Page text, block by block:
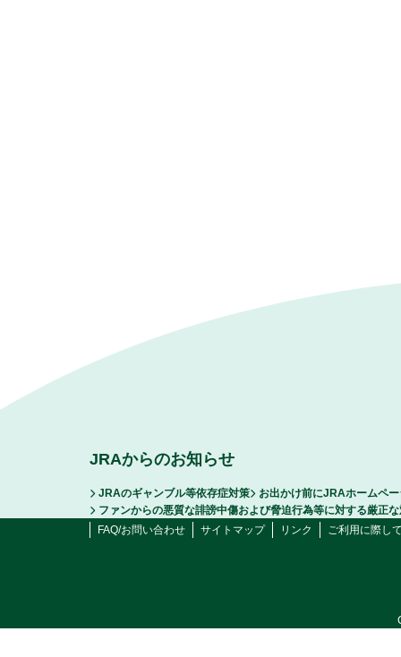
JRAからのお知らせ
JRAのギャンブル等依存症対策
お出かけ前にJRAホームペ
ファンからの悪質な誹謗中傷および脅迫行為等に対する厳正
FAQ/お問い合わせ
サイトマップ リンク ご利用に際し